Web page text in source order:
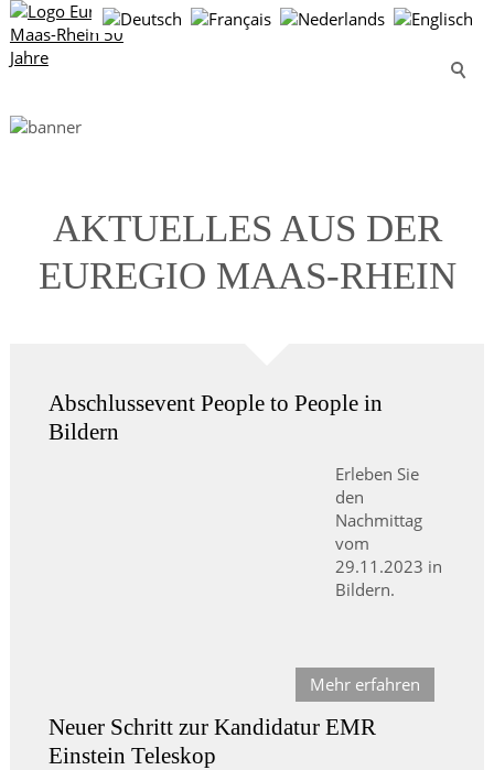
AKTUELLES AUS DER
EUREGIO MAAS-RHEIN
Abschlussevent People to People in
Bildern
Erleben Sie
den
Nachmittag
vom
29.11.2023 in
Bildern.
Mehr erfahren
Neuer Schritt zur Kandidatur EMR
Einstein Teleskop